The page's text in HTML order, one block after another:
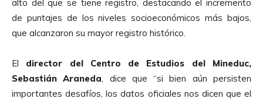
alto del que se tiene registro, destacando el incremento
de puntajes de los niveles socioeconómicos más bajos,
que alcanzaron su mayor registro histórico.
El director del Centro de Estudios del Mineduc,
Sebastián Araneda , dice que “si bien aún persisten
importantes desafíos, los datos oficiales nos dicen que el